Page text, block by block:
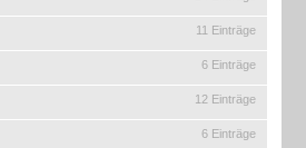
11 Einträge
6 Einträge
12 Einträge
6 Einträge